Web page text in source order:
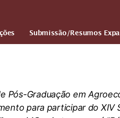
Submissão/Resumos
Pós-Graduação em
para participar do XIV